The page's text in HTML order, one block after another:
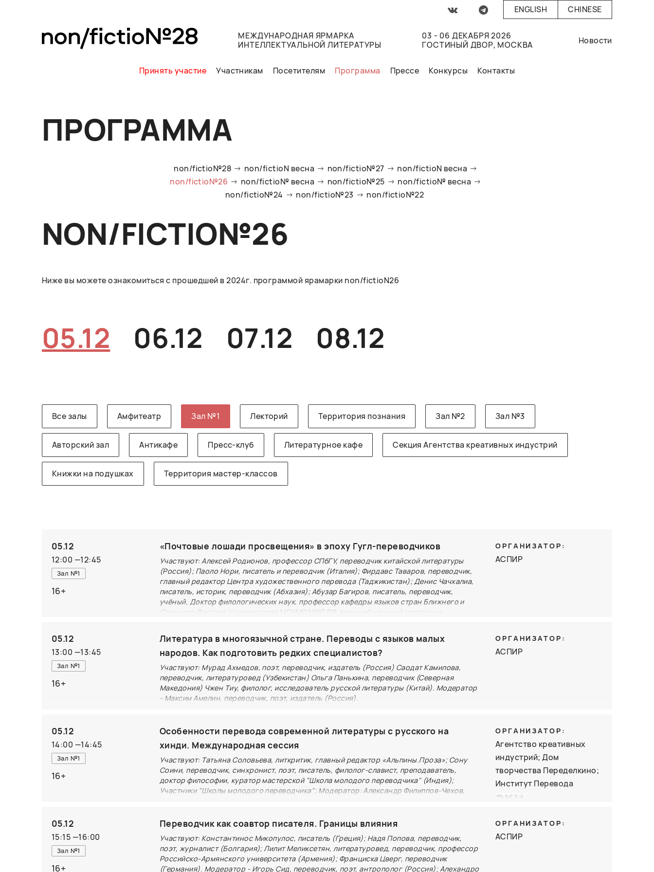
ENGLISH CHINESE
МЕЖДУНАРОДНАЯ ЯРМАРКА
ИНТЕЛЛЕКТУАЛЬНОЙ ЛИТЕРАТУРЫ
03 - 06 ДЕКАБРЯ 2026
ГОСТИНЫЙ ДВОР, МОСКВА
Новости
Принять участие Участникам Посетителям Программа Прессе Конкурсы Контакты
ПРОГРАММА
non/fictio№28 non/fictioN весна non/fictio№27
non/fictioN весна
non/fictio№26
non/fictio№ весна non/fictio№25
non/fictio№ весна
non/fictio№24
non/fictio№23 non/fictio№22
NON/FICTIO№26
Ниже вы можете ознакомиться с прошедшей в 2024г. программой ярамарки non/fictioN26
05.12 06.12 07.12 08.12
Все залы Амфитеатр Зал №1 Лекторий Территория познания Зал №2 Зал №3
Авторский зал Антикафе Пресс-клуб Литературное кафе Секция Агентства креативных индустрий
Книжки на подушках Территория мастер-классов
05.12
12:00 —12:45
Зал №1
16+
«Почтовые лошади просвещения» в эпоху Гугл-переводчиков
Участвуют: Алексей Родионов, профессор СПбГУ, переводчик китайской литературы
(Россия); Паоло Нори, писатель и переводчик (Италия); Фирдавс Таваров, переводчик,
главный редактор Центра художественного перевода (Таджикистан); Денис Чачхалиа,
писатель, историк, переводчик (Абхазия); Абузар Багиров, писатель, переводчик,
учёный, Доктор филологических наук, профессор кафедры языков стран Ближнего и
Среднего Востока Университета МГИМО МИД РФ, ведущий научный сотрудник
На круглом столе поговорим о том, как изменилась за последние десятилетия
переводческая работа. Действительно ли машинный перевод – конкурент
авторского? Возможно ли сотворчество переводчика с электронными
транслейтерами или это явление сродни автомобилю на гужевом ходу? Как
оплачивается труд переводчика и не загнали ли издательства «лошадей
ОРГАНИЗАТОР:
АСПИР
05.12
13:00 —13:45
Зал №1
16+
Литература в многоязычной стране. Переводы с языков малых
народов. Как подготовить редких специалистов?
Участвуют: Мурад Ахмедов, поэт, переводчик, издатель (Россия) Саодат Камилова,
переводчик, литературовед (Узбекистан) Ольга Панькина, переводчик (Северная
Македония) Чжен Тиу, филолог, исследователь русской литературы (Китай). Модератор
- Максим Амелин, переводчик, поэт, издатель (Россия).
советское время мастера переводческого искусства открыли читателям целый
мир национальных культур и художественных образов. Как работает эта
служба сегодня? С какими вызовами сталкиваются переводчики сегодня? Как
готовят молодых специалистов и многие ли, попав в конвейер книжного рынка,
остаются в профессии? Какие программы и меры поддержки предлагают
переводчикам культурные и образовательные институции разных стран?
ОРГАНИЗАТОР:
АСПИР
05.12
14:00 —14:45
Зал №1
16+
Особенности перевода современной литературы с русского на
хинди. Международная сессия
Участвуют: Татьяна Соловьева, литкритик, главный редактор «Альпины.Проза»; Сону
Соини, переводчик, синхронист, поэт, писатель, филолог-славист, преподаватель,
доктор философии, куратор мастерской "Школа молодого переводчика" (Индия);
Участники "Школы молодого переводчика"; Модератор: Александр Филиппов-Чехов,
На примере перевода с русского на хинди сборника рассказов «Скоро Москва»
писательницы и резидентки Дома творчества Переделкино Анны Шипиловой
обсудим: роль переводческих мастерских в развитии и обогащении
национальной литературы; почему важно работать с современными текстами;
ОРГАНИЗАТОР:
Агентство креативных
индустрий; Дом
творчества Переделкино;
Институт Перевода
05.12
15:15 —16:00
Зал №1
16+
Переводчик как соавтор писателя. Границы влияния
Участвуют: Константинос Микопулос, писатель (Греция); Надя Попова, переводчик,
поэт, журналист (Болгария); Лилит Меликсетян, литературовед, переводчик, профессор
Российско-Армянского университета (Армения); Франциска Цверг, переводчик
(Германия). Модератор - Игорь Сид, переводчик, поэт, антрополог (Россия); Алехандро
ОРГАНИЗАТОР:
АСПИР